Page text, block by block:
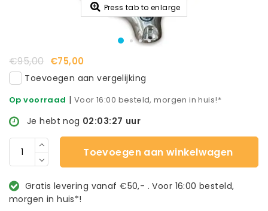
Press tab to enlarge
€95,00 €75,00
Toevoegen aan vergelijking
Op voorraad | Voor 16:00 besteld, morgen in huis!*
Je hebt nog 02:03:27 uur
Toevoegen aan winkelwagen
Gratis levering vanaf €50,- . Voor 16:00 besteld,
morgen in huis*!